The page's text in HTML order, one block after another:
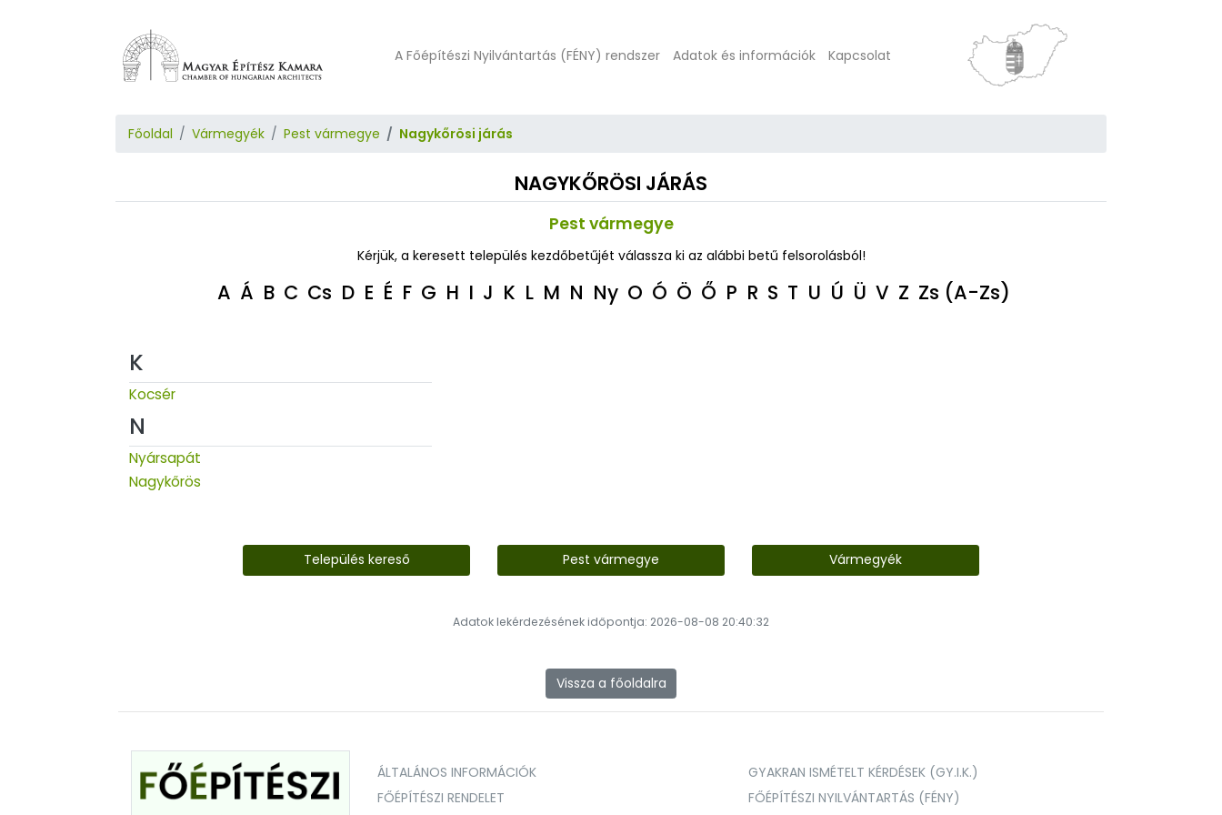
A Főépítészi Nyilvántartás (FÉNY) rendszer Adatok és információk Kapcsolat
Főoldal Vármegyék Pest vármegye Nagykőrösi járás
NAGYKŐRÖSI JÁRÁS
Pest vármegye
Kérjük, a keresett település kezdőbetűjét válassza ki az alábbi betű felsorolásból!
A Á B C Cs D E É F G H I J K L M N Ny O Ó Ö Ő P R S T U Ú Ü V Z Zs (A-Zs)
K
Kocsér
N
Nyársapát
Nagykőrös
Település kereső Pest vármegye Vármegyék
Adatok lekérdezésének időpontja: 2026-08-08 20:40:32
Vissza a főoldalra
ÁLTALÁNOS INFORMÁCIÓK
GYAKRAN ISMÉTELT KÉRDÉSEK (GY.I.K.)
FŐÉPÍTÉSZI RENDELET
FŐÉPÍTÉSZI NYILVÁNTARTÁS (FÉNY)